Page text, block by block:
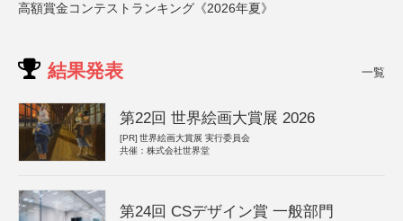
高額賞金コンテストランキング《2026年夏》
結果発表 一覧
第22回 世界絵画大賞展 2026
[PR] 世界絵画大賞展 実行委員会
共催：株式会社世界堂
第24回 CSデザイン賞 一般部門